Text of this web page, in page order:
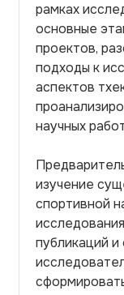
рамках
основные
проектов,
подходы к
аспектов
научных
изучение
спортивной
публикаций